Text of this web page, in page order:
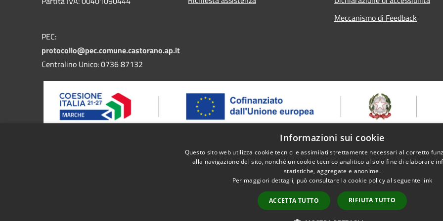
PEC:
protocollo@pec.comune.castorano.ap.it
Centralino Unico: 0736 87132
Meccanismo di Feedback
Progetto finanziato dal bando FESR MARCHE 2021/2027 – ASSE 1 - OS 1.2 - AZIONE 1.2.2 - Intervento 1.2.2.2
nel territorio regionale di servizi pubblici digitali integrati – Progetto: Itinerari ed eventi dell'enoturismo - CUP:
Informazioni sui cookie
Questo sito web utilizza cookie tecnici e assimilati strettamente necessari al corretto
alla navigazione del sito, nonché un cookie tecnico analitico al solo fine di elaborare
statistiche, aggregate e anonime.
Per maggiori dettagli, può consultare la cookie policy al seguente link
ACCETTA TUTTO RIFIUTA TUTTO